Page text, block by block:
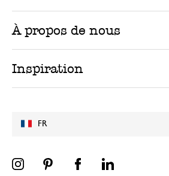
FR
À propos de nous
Inspiration